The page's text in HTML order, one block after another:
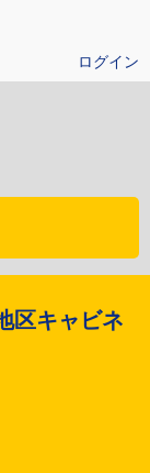
ログイン
区キャビネ